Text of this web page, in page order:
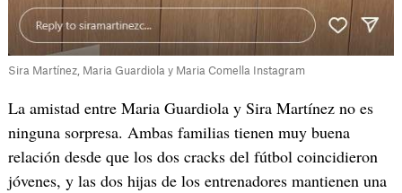
Sira Martínez, Maria Guardiola y Maria Comella Instagram
La amistad entre Maria Guardiola y Sira Martínez no es
ninguna sorpresa. Ambas familias tienen muy buena
relación desde que los dos cracks del fútbol coincidieron
jóvenes, y las dos hijas de los entrenadores mantienen una